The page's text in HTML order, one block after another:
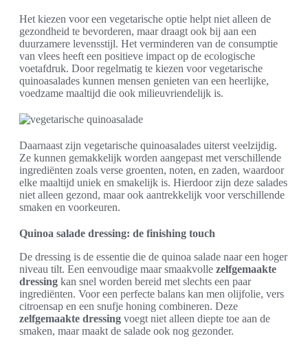
Het kiezen voor een vegetarische optie helpt niet alleen de
gezondheid te bevorderen, maar draagt ook bij aan een
duurzamere levensstijl. Het verminderen van de consumptie
van vlees heeft een positieve impact op de ecologische
voetafdruk. Door regelmatig te kiezen voor vegetarische
quinoasalades kunnen mensen genieten van een heerlijke,
voedzame maaltijd die ook milieuvriendelijk is.
Daarnaast zijn vegetarische quinoasalades uiterst veelzijdig.
Ze kunnen gemakkelijk worden aangepast met verschillende
ingrediënten zoals verse groenten, noten, en zaden, waardoor
elke maaltijd uniek en smakelijk is. Hierdoor zijn deze salades
niet alleen gezond, maar ook aantrekkelijk voor verschillende
smaken en voorkeuren.
Quinoa salade dressing: de finishing touch
De dressing is de essentie die de quinoa salade naar een hoger
niveau tilt. Een eenvoudige maar smaakvolle zelfgemaakte
dressing kan snel worden bereid met slechts een paar
ingrediënten. Voor een perfecte balans kan men olijfolie, vers
citroensap en een snufje honing combineren. Deze
zelfgemaakte dressing voegt niet alleen diepte toe aan de
smaken, maar maakt de salade ook nog gezonder.